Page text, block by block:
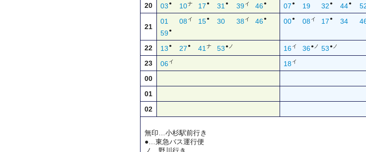
20 03 ● 10ナ 17 ● 31 ● 39 イ 46 ● 07 ● 19 32 ● 44●
21
01 08イ 15● 30 38 イ 46 ●
59●
00● 08イ 17 ● 34
22 13 ● 27 ● 41 ナ 53 ●ノ 16イ 36●ノ 53 ●ノ
23 06イ 18イ
00
01
02
無印…小杉駅前行き
●…東急バス運行便